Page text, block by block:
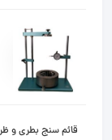
قائم سنج بطری و